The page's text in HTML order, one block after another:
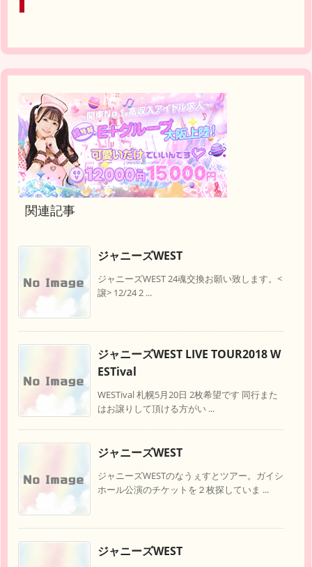
関連記事
ジャニーズWEST
ジャニーズWEST 24魂交換お願い致します。<
譲> 12/24 2 ...
ジャニーズWEST LIVE TOUR2018 W
ESTival
WESTival 札幌5月20日 2枚希望です 同行また
はお譲りして頂ける方がい ...
ジャニーズWEST
ジャニーズWESTのなうぇすとツアー。ガイシ
ホール公演のチケットを２枚探していま ...
ジャニーズWEST